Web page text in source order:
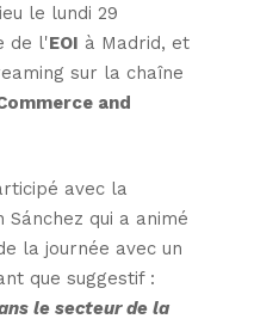
le lundi 29
de l'EOI à Madrid, et
sur la chaîne
and
avec la
qui a animé
la journée avec un
que suggestif :
le secteur de la